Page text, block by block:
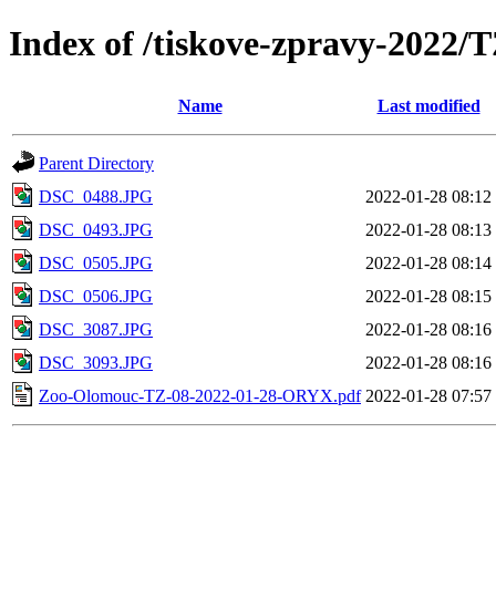
Index of /tiskove-zpravy-2022/
Name Last modified
Parent Directory
DSC_0488.JPG
2022-01-28 08:12
DSC_0493.JPG
2022-01-28 08:13
DSC_0505.JPG
2022-01-28 08:14
DSC_0506.JPG
2022-01-28 08:15
DSC_3087.JPG
2022-01-28 08:16
DSC_3093.JPG
2022-01-28 08:16
Zoo-Olomouc-TZ-08-2022-01-28-ORYX.pdf 2022-01-28 07:57